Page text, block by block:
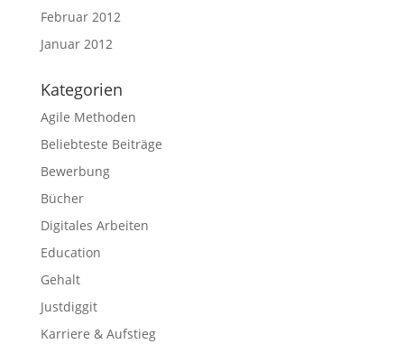
Februar 2012
Januar 2012
Kategorien
Agile Methoden
Beliebteste Beiträge
Bewerbung
Bücher
Digitales Arbeiten
Education
Gehalt
Justdiggit
Karriere & Aufstieg